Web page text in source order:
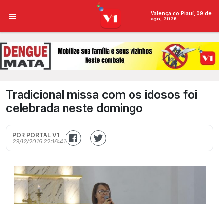
Valença do Piauí, 09 de
ago, 2026
Tradicional missa com os idosos foi
celebrada neste domingo
POR PORTAL V1
23/12/2019 22:16:41